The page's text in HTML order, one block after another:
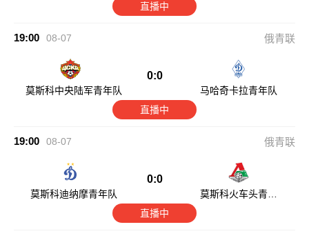
直播中
19:00 08-07 俄青联
莫斯科中央陆军青年队
0:0
马哈奇卡拉青年队
直播中
19:00 08-07 俄青联
莫斯科迪纳摩青年队
0:0
莫斯科火车头青年
直播中